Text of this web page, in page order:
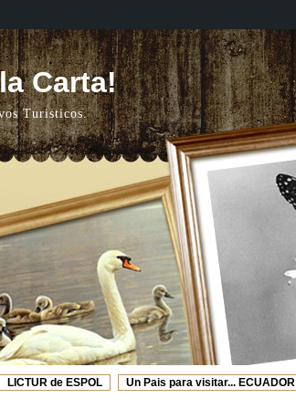
Carta!
Turisticos.
LICTUR de ESPOL Un Pais para visitar... ECUADOR